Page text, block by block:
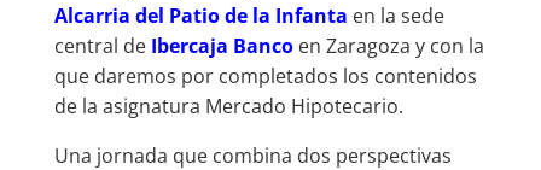
Alcarria del Patio de la Infanta en la sede
central deIbercaja Bancoen Zaragoza y con la
que daremos por completados los contenidos
de la asignatura Mercado Hipotecario.
Una jornada que combina dos perspectivas